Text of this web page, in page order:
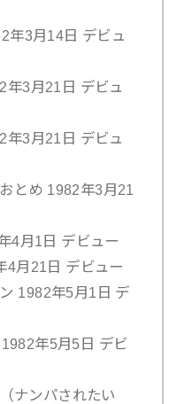
3月14日 デビュ
3月21日 デビュ
3月21日 デビュ
とめ 1982年3月21
4月1日 デビュー
月21日 デビュー
1982年5月1日 デ
年5月5日 デビ
ンパされたい